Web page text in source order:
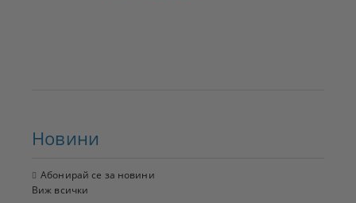
Новини
Абонирай се за новини
Виж всички